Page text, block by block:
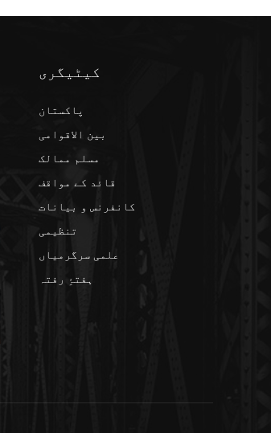
کیٹیگری
پاکستان
بین الاقوامی
مسلم ممالک
قائد کے مواقف
کانفرنس و بیانات
تنظیمی
علمی سرگرمیاں
ہفتۂِ رفتہ